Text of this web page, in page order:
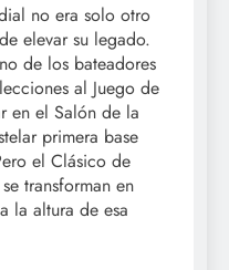
no era solo otro
elevar su legado.
de los bateadores
al Juego de
en el Salón de la
primera base
el Clásico de
transforman en
la altura de esa